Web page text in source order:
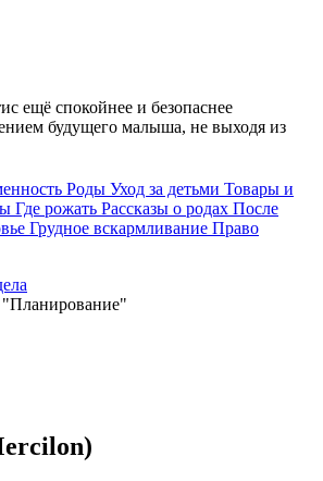
ещё спокойнее и безопаснее
будущего малыша, не выходя из
Роды Уход за детьми Товары и
Где рожать Рассказы о родах После
Грудное вскармливание Право
"Планирование"